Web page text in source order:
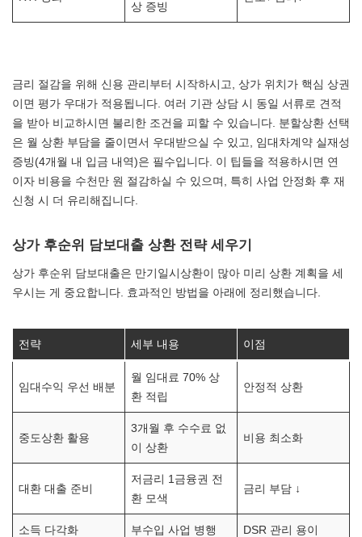
상 증빙
금리 절감을 위해 신용 관리부터 시작하시고, 상가 위치가 핵심 상권
이면 평가 우대가 적용됩니다. 여러 기관 상담 시 동일 서류로 견적
을 받아 비교하시면 불리한 조건을 피할 수 있습니다. 분할상환 선택
은 월 상환 부담을 줄이면서 우대받으실 수 있고, 임대차계약 실재성
증빙(4개월 내 입금 내역)은 필수입니다. 이 팁들을 적용하시면 연
이자 비용을 수천만 원 절감하실 수 있으며, 특히 사업 안정화 후 재
신청 시 더 유리해집니다.
상가 후순위 담보대출 상환 전략 세우기
상가 후순위 담보대출은 만기일시상환이 많아 미리 상환 계획을 세
우시는 게 중요합니다. 효과적인 방법을 아래에 정리했습니다.
전략 세부 내용 이점
임대수익 우선 배분
월 임대료 70% 상
환 적립
안정적 상환
중도상환 활용
3개월 후 수수료 없
이 상환
비용 최소화
대환 대출 준비
저금리 1금융권 전
환 모색
금리 부담 ↓
소득 다각화 부수입 사업 병행 DSR 관리 용이